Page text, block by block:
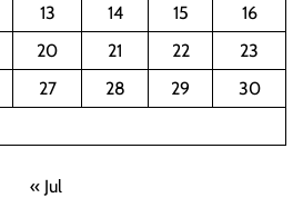
13 14 15
16
20 21 22
23
27 28 29
30
« Jul